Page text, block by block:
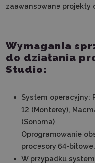
zaawansowane projekty
Wymagania
do działania
Studio:
System operacyjny:
12 (Monterey),
(Sonoma)
Oprogramowanie
procesory 64-bitowe.
W przypadku